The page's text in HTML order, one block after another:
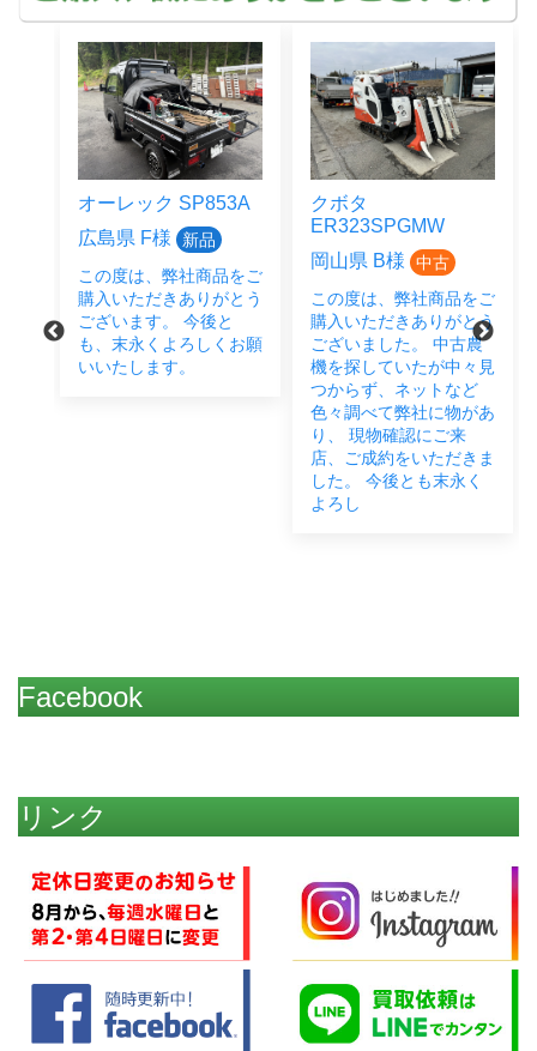
オーレック SP853A
広島県 F様
新品
この度は、弊社商品をご
購入いただきありがとう
ございます。 今後と
も、末永くよろしくお願
いいたします。
クボタ
ER323SPGMW
岡山県 B様
中古
この度は、弊社商品をご
購入いただきありがとう
ございました。 中古農
機を探していたが中々見
つからず、ネットなど
色々調べて弊社に物があ
り、 現物確認にご来
店、ご成約をいただきま
した。 今後とも末永く
よろし
Facebook
リンク